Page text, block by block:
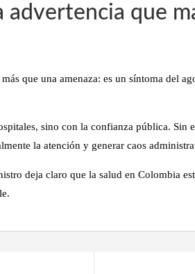
advertencia que
más que una amenaza: es un síntoma del
sino con la confianza pública. Sin
la atención y generar caos
deja claro que la salud en Colombia